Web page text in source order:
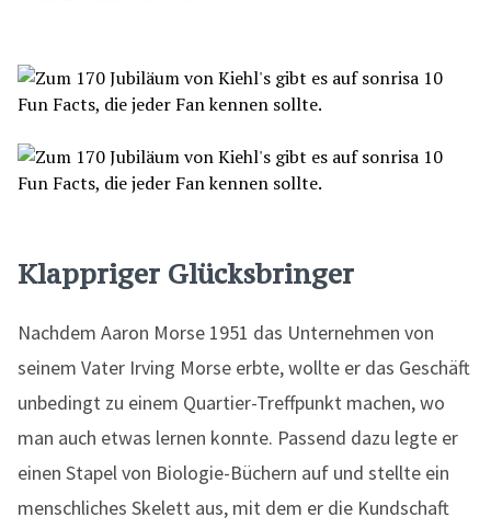
Klappriger Glücksbringer
Nachdem Aaron Morse 1951 das Unternehmen von
seinem Vater Irving Morse erbte, wollte er das Geschäft
unbedingt zu einem Quartier-Treffpunkt machen, wo
man auch etwas lernen konnte. Passend dazu legte er
einen Stapel von Biologie-Büchern auf und stellte ein
menschliches Skelett aus, mit dem er die Kundschaft